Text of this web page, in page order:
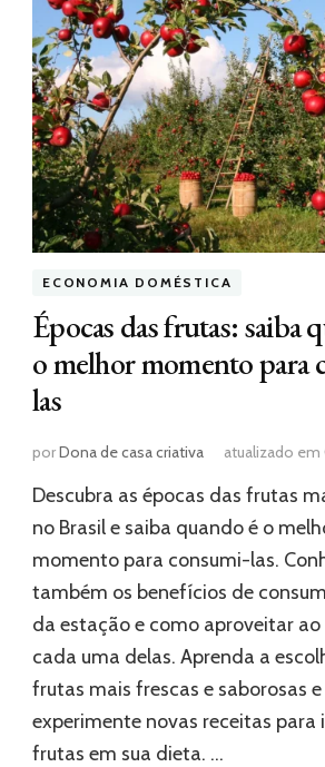
ECONOMIA DOMÉSTICA
Épocas das frutas: saiba
o melhor momento para
las
porDona de casa criativa atualizado em
Descubra as épocas das frutas
no Brasil e saiba quando é o
momento para consumi-las.
também os benefícios de
da estação e como aproveitar
cada uma delas. Aprenda a
frutas mais frescas e saborosas e
experimente novas receitas para
frutas em sua dieta. …